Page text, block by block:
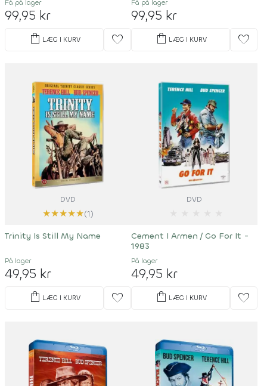
Få på lager
99,95 kr
shopping_bag LÆG I KURV favorite
Få på lager
99,95 kr
shopping_bag LÆG I KURV favorite
DVD
★★★★★(1)
Trinity Is Still My Name
På lager
49,95 kr
shopping_bag LÆG I KURV favorite
DVD
Cement I Armen / Go For It -
1983
På lager
49,95 kr
shopping_bag LÆG I KURV favorite